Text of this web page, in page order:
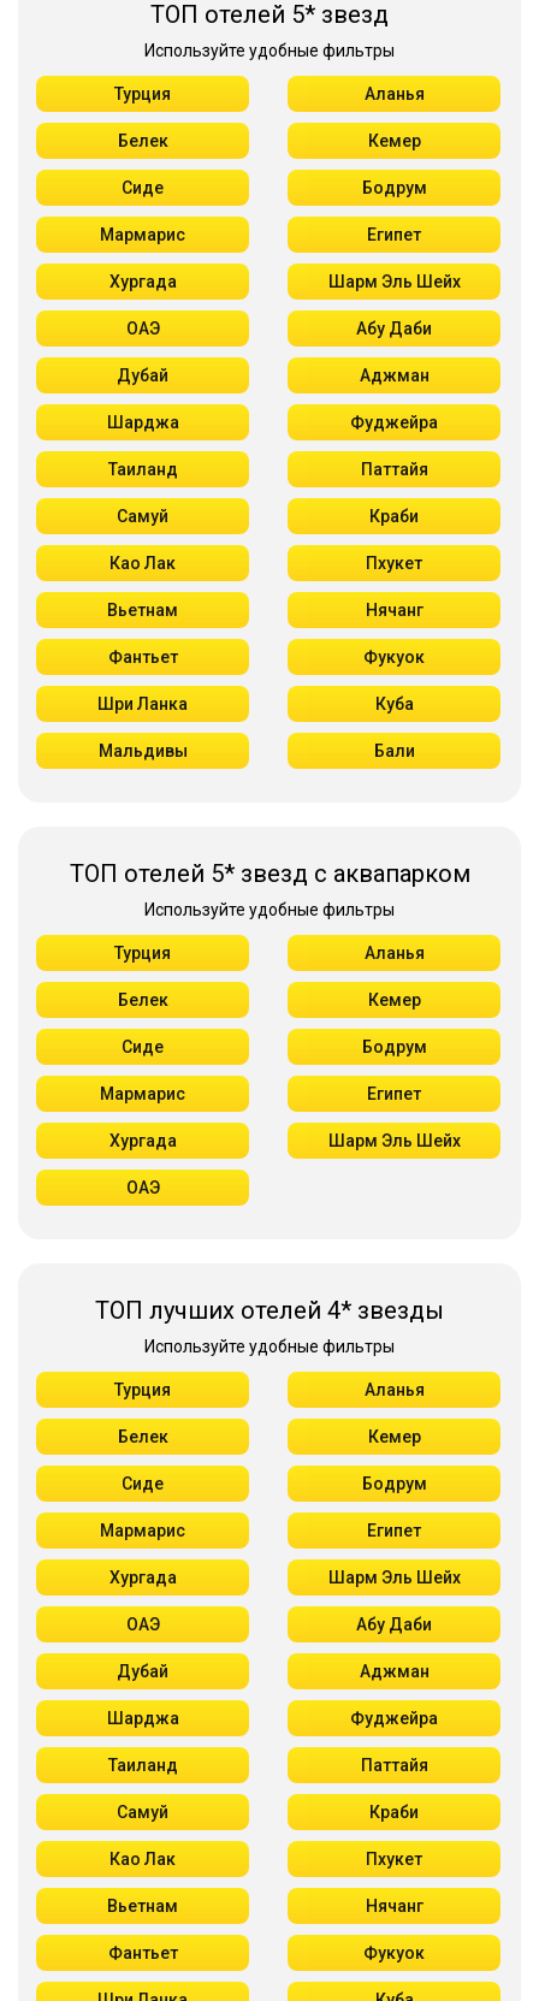
ТОП отелей 5* звезд
Используйте удобные фильтры
Турция Аланья
Белек Кемер
Сиде Бодрум
Мармарис Египет
Хургада Шарм Эль Шейх
ОАЭ Абу Даби
Дубай Аджман
Шарджа Фуджейра
Таиланд Паттайя
Самуй Краби
Као Лак Пхукет
Вьетнам Нячанг
Фантьет Фукуок
Шри Ланка Куба
Мальдивы Бали
ТОП отелей 5* звезд с аквапарком
Используйте удобные фильтры
Турция Аланья
Белек Кемер
Сиде Бодрум
Мармарис Египет
Хургада Шарм Эль Шейх
ОАЭ
ТОП лучших отелей 4* звезды
Используйте удобные фильтры
Турция Аланья
Белек Кемер
Сиде Бодрум
Мармарис Египет
Хургада Шарм Эль Шейх
ОАЭ Абу Даби
Дубай Аджман
Шарджа Фуджейра
Таиланд Паттайя
Самуй Краби
Као Лак Пхукет
Вьетнам Нячанг
Фантьет Фукуок